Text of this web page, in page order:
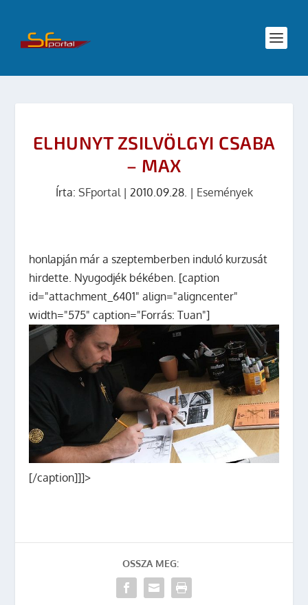
ELHUNYT ZSILVÖLGYI CSABA
– MAX
Írta: SFportal| 2010.09.28. | Események
honlapján már a szeptemberben induló kurzusát
hirdette. Nyugodjék békében. [caption
id="attachment_6401" align="aligncenter"
width="575" caption="Forrás: Tuan"]
[/caption]]]>
OSSZA MEG: